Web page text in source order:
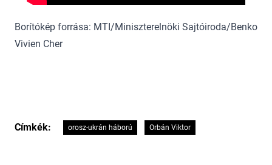
Borítókép forrása: MTI/Miniszterelnöki Sajtóiroda/Benko
Vivien Cher
Címkék: orosz-ukrán háború Orbán Viktor